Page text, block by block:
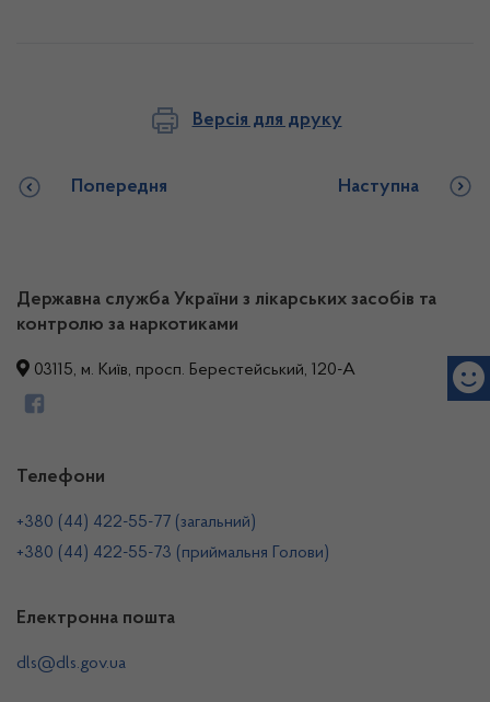
Версія для друку
Попередня Наступна
Державна служба України з лікарських засобів та
контролю за наркотиками
03115, м. Київ, просп. Берестейський, 120-А
Телефони
+380 (44) 422-55-77 (загальний)
+380 (44) 422-55-73 (приймальня Голови)
Електронна пошта
dls@dls.gov.ua